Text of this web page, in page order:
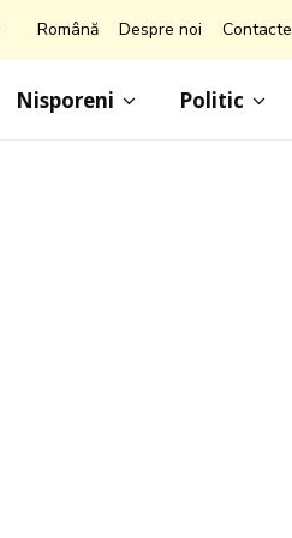
Română Despre noi Contacte
Nisporeni Politic